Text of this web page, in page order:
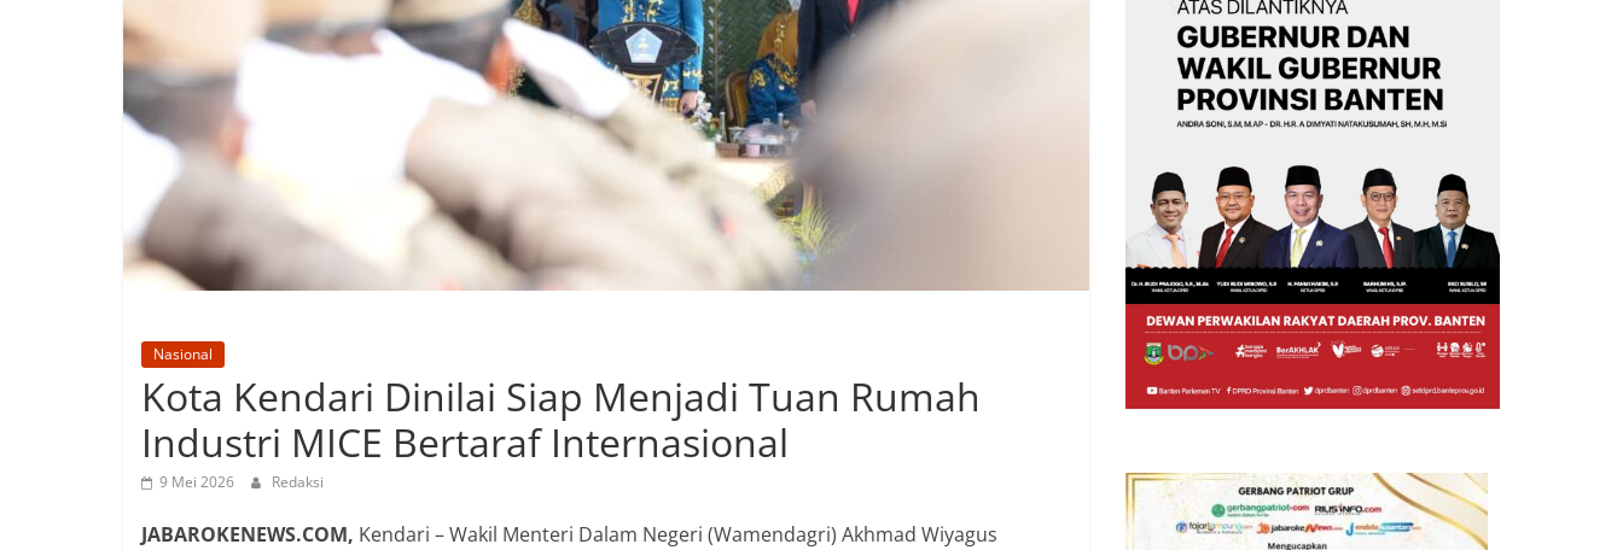
Nasional
Kota Kendari Dinilai Siap Menjadi Tuan Rumah
Industri MICE Bertaraf Internasional
9 Mei 2026 Redaksi
JABAROKENEWS.COM, Kendari – Wakil Menteri Dalam Negeri (Wamendagri) Akhmad Wiyagus